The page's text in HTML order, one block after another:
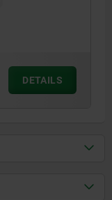
DETAILS